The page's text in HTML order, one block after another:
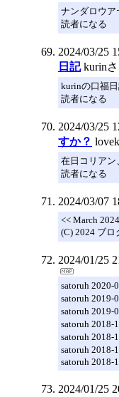
ナンダロウア
読者になる
2024/03/25
日記 kurin
kurinの口福
読者になる
2024/03/25
すか？
在日コリアン
読者になる
2024/03/07
<< March
(C) 2024 ブロ
2024/01/25
satoruh 2020-
satoruh 2019-
satoruh 2019-
satoruh 2018-
satoruh 2018-
satoruh 2018-
satoruh 2018-1
2024/01/25